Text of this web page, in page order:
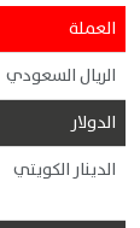
العملة
الريال السعودي
الدولار
الدينار الكويتي